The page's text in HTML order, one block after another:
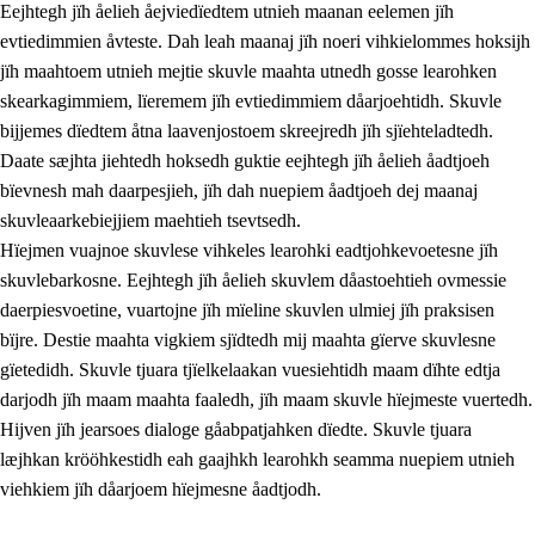
3. Prinsihph skuvlen rïektesisnie
3.1 Feerhmeles lïeremebyjrese
3.2 Ööhpehtimmie jïh sjïehtedamme lïerehtimmie
3.3 Gåetie jïh skuvle laavenjostoeh
3.4 Lïerehtimmie learoesïeltesne jïh barkoejielemisnie
3.5 Profesjonsektievoete jïh skuvleevtiedimmie
Eejhtegh jïh åelieh åejviedïedtem utnieh maanan eelemen jïh
evtiedimmien åvteste. Dah leah maanaj jïh noeri vihkielommes hoksijh
jïh maahtoem utnieh mejtie skuvle maahta utnedh gosse learohken
skearkagimmiem, lïeremem jïh evtiedimmiem dåarjoehtidh. Skuvle
bijjemes dïedtem åtna laavenjostoem skreejredh jïh sjïehteladtedh.
Daate sæjhta jiehtedh hoksedh guktie eejhtegh jïh åelieh åadtjoeh
bïevnesh mah daarpesjieh, jïh dah nuepiem åadtjoeh dej maanaj
skuvleaarkebiejjiem maehtieh tsevtsedh.
Hïejmen vuajnoe skuvlese vihkeles learohki eadtjohkevoetesne jïh
skuvlebarkosne. Eejhtegh jïh åelieh skuvlem dåastoehtieh ovmessie
daerpiesvoetine, vuartojne jïh mïeline skuvlen ulmiej jïh praksisen
bïjre. Destie maahta vigkiem sjïdtedh mij maahta gïerve skuvlesne
gïetedidh. Skuvle tjuara tjïelkelaakan vuesiehtidh maam dïhte edtja
darjodh jïh maam maahta faaledh, jïh maam skuvle hïejmeste vuertedh.
Hijven jïh jearsoes dialoge gåabpatjahken dïedte. Skuvle tjuara
læjhkan krööhkestidh eah gaajhkh learohkh seamma nuepiem utnieh
viehkiem jïh dåarjoem hïejmesne åadtjodh.